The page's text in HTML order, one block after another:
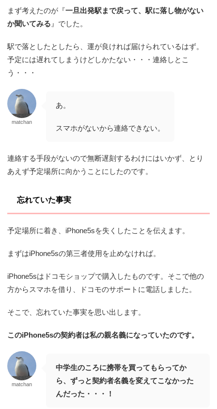
まず考えたのが『一旦出発駅まで戻って、駅に落し物がない
か聞いてみる 』でした。
駅で落としたとしたら、運が良ければ届けられているはず。
予定には遅れてしまうけどしかたない・・・連絡しとこ
う・・・
matchan
あ。
スマホがないから連絡できない。
連絡する手段がないので無断遅刻するわけにはいかず、とり
あえず予定場所に向かうことにしたのです。
忘れていた事実
予定場所に着き、iPhone5sを失くしたことを伝えます。
まずはiPhone5sの第三者使用を止めなければ。
iPhone5sはドコモショップで購入したものです。そこで他の
方からスマホを借り、ドコモのサポートに電話しました。
そこで、忘れていた事実を思い出します。
このiPhone5sの契約者は私の親名義になっていたのです。
matchan
中学生のころに携帯を買ってもらってか
ら、ずっと契約者名義を変えてこなかった
んだった・・・！